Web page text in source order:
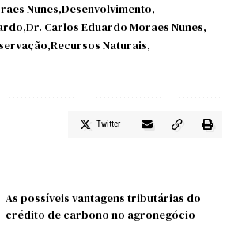
Nunes Desenvolvimento
Dr. Carlos Eduardo Moraes Nunes
Recursos Naturais
Twitter
As possíveis vantagens tributárias do
crédito de carbono no agronegócio